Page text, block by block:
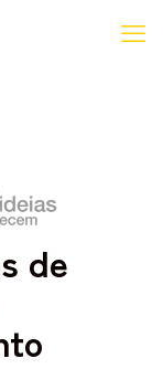
de